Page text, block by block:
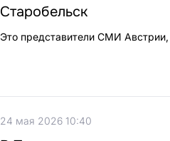
Старобельск
Это представители СМИ
24 мая 2026 10:40